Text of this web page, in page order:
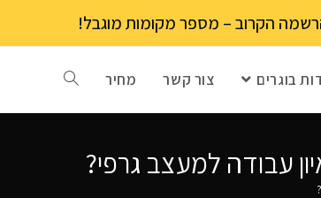
בוגרים צור קשר מחיר
עבודה למעצב גרפי?